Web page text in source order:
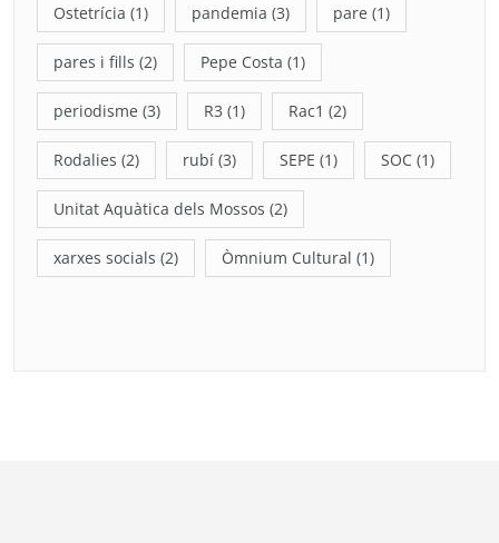
Ostetrícia (1) pandemia (3) pare (1)
pares i fills (2) Pepe Costa (1)
periodisme (3) R3 (1) Rac1 (2)
Rodalies (2) rubí (3) SEPE (1) SOC (1)
Unitat Aquàtica dels Mossos (2)
xarxes socials (2) Òmnium Cultural (1)